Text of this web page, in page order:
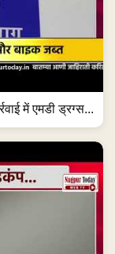
में एमडी ड्रग्स...